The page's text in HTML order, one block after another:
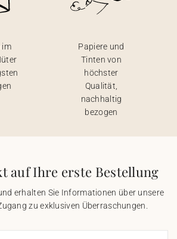
im
Papiere und
Tinten von
höchster
Qualität,
nachhaltig
bezogen
auf Ihre erste Bestellung
erhalten Sie Informationen über unsere
zu exklusiven Überraschungen.